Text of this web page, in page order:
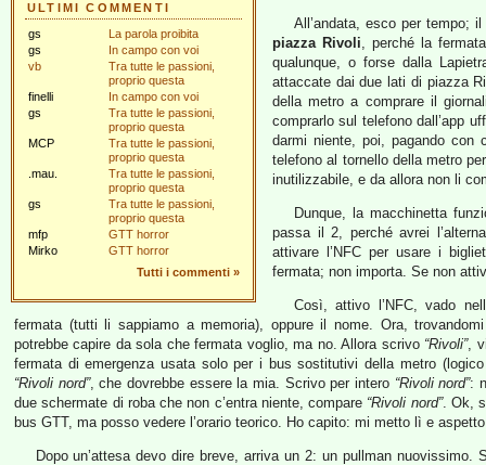
ULTIMI COMMENTI
gs
La parola proibita
gs
In campo con voi
vb
Tra tutte le passioni,
proprio questa
finelli
In campo con voi
gs
Tra tutte le passioni,
proprio questa
MCP
Tra tutte le passioni,
proprio questa
.mau.
Tra tutte le passioni,
proprio questa
gs
Tra tutte le passioni,
proprio questa
mfp
GTT horror
Mirko
GTT horror
Tutti i commenti »
All’andata, esco per tempo;
piazza Rivoli, perché la
qualunque, o forse dalla
attaccate dai due lati di piazza
della metro a comprare il
comprarlo sul telefono dall’app
darmi niente, poi, pagando
telefono al tornello della metro
inutilizzabile, e da allora non li
Dunque, la macchinetta
passa il 2, perché avrei
attivare l’NFC per usare i
fermata; non importa. Se non
Così, attivo l’NFC, vado
fermata (tutti li sappiamo a memoria), oppure il nome. Ora,
potrebbe capire da sola che fermata voglio, ma no. Allora scrivo “Rivoli”,
fermata di emergenza usata solo per i bus sostitutivi della metro
“Rivoli nord”, che dovrebbe essere la mia. Scrivo per intero “Rivoli nord”:
due schermate di roba che non c’entra niente, compare “Rivoli nord”. Ok,
bus GTT, ma posso vedere l’orario teorico. Ho capito: mi metto lì e
Dopo un’attesa devo dire breve, arriva un 2: un pullman nuovissimo.